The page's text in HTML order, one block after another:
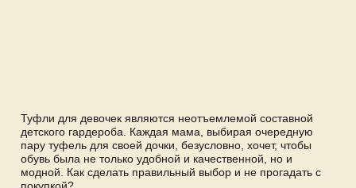
Туфли для девочек являются неотъемлемой составной
детского гардероба. Каждая мама, выбирая очередную
пару туфель для своей дочки, безусловно, хочет, чтобы
обувь была не только удобной и качественной, но и
модной. Как сделать правильный выбор и не прогадать с